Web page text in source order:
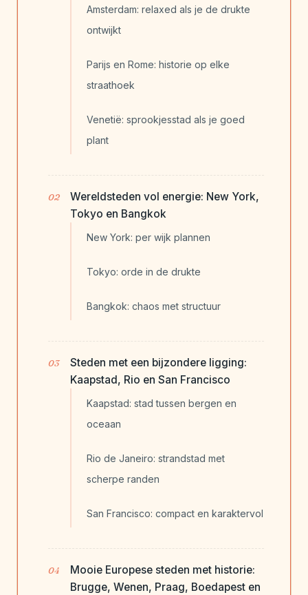
Amsterdam: relaxed als je de drukte
ontwijkt
Parijs en Rome: historie op elke
straathoek
Venetië: sprookjesstad als je goed
plant
Wereldsteden vol energie: New York,
Tokyo en Bangkok
New York: per wijk plannen
Tokyo: orde in de drukte
Bangkok: chaos met structuur
Steden met een bijzondere ligging:
Kaapstad, Rio en San Francisco
Kaapstad: stad tussen bergen en
oceaan
Rio de Janeiro: strandstad met
scherpe randen
San Francisco: compact en karaktervol
Mooie Europese steden met historie:
Brugge, Wenen, Praag, Boedapest en